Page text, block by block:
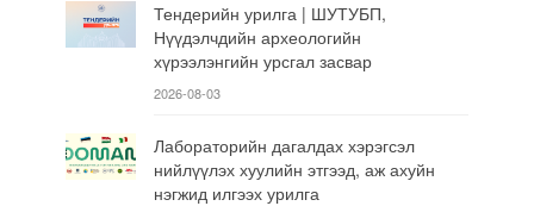
Тендерийн урилга | ШУТУБП,
Нүүдэлчдийн археологийн
хүрээлэнгийн урсгал засвар
2026-08-03
Лабораторийн дагалдах хэрэгсэл
нийлүүлэх хуулийн этгээд, аж ахуйн
нэгжид илгээх урилга